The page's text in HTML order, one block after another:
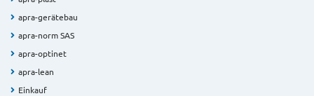
apra-gerätebau
apra-norm SAS
apra-optinet
apra-lean
Einkauf